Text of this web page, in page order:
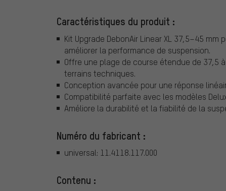
Caractéristiques du produit :
Kit Upgrade DebonAir Linear XL 37,5–45
améliorer la performance de suspension.
Offre une plage de course étendue de 37,5
terrains techniques.
Conception avancée pour une réponse
Compatibilité parfaite avec les modèles
Améliore la durabilité et la fiabilité de la
Numéro du fabricant :
universal: 11.4118.117.000
Contenu :